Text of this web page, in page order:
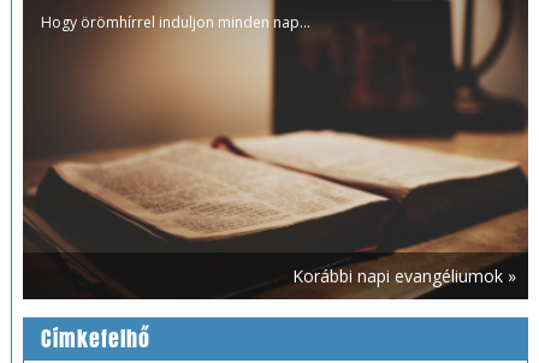
Hogy örömhírrel induljon minden nap...
Korábbi napi evangéliumok »
Címkefelhő